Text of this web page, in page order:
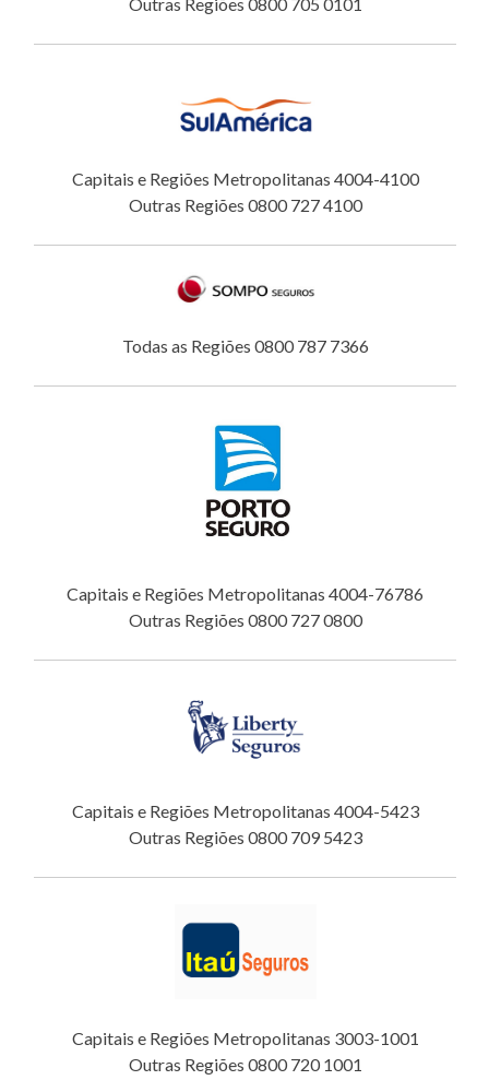
Capitais e Regiões Metropolitanas 4004-4100
Outras Regiões 0800 727 4100
Todas as Regiões 0800 787 7366
Capitais e Regiões Metropolitanas 4004-76786
Outras Regiões 0800 727 0800
Capitais e Regiões Metropolitanas 4004-5423
Outras Regiões 0800 709 5423
Capitais e Regiões Metropolitanas 3003-1001
Outras Regiões 0800 720 1001